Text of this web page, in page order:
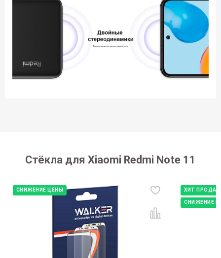
Стёкла для Xiaomi Redmi Note 11
СНИЖЕНИЕ ЦЕНЫ ХИТ
СНИЖЕНИЕ